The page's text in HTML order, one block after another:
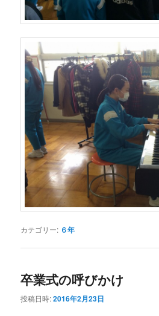
カテゴリー: ６年
卒業式の呼びかけ
投稿日時:2016年2月23日